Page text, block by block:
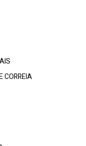
CORREIA